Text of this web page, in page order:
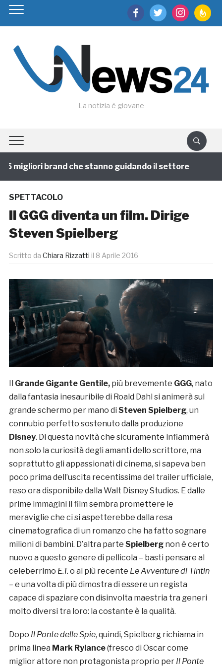
facebooktwitter instagram
La notizia è giovane
brand che stanno guidando il settore
SPETTACOLO
Il GGG diventa un film. Dirige
Steven Spielberg
Scritto da Chiara Rizzatti il 8 Aprile 2016
Il Grande Gigante Gentile, più brevemente GGG, nato
dalla fantasia inesauribile di Roald Dahl si animerà sul
grande schermo per mano di Steven Spielberg, un
connubio perfetto sostenuto dalla produzione
Disney. Di questa novità che sicuramente infiammerà
non solo la curiosità degli amanti dello scrittore, ma
soprattutto gli appassionati di cinema, si sapeva ben
poco prima dell’uscita recentissima del trailer ufficiale,
reso ora disponibile dalla Walt Disney Studios. E dalle
prime immagini il film sembra promettere le
meraviglie che ci si aspetterebbe dalla resa
cinematografica di un romanzo che ha fatto sognare
milioni di bambini. D’altra parte Spielbergnon è certo
nuovo a questo genere di pellicola – basti pensare al
celeberrimo E.T.o al più recente Le Avventure di Tintin
– e una volta di più dimostra di essere un regista
capace di spaziare con disinvolta maestria tra generi
molto diversi tra loro: la costante è la qualità.
Dopo Il Ponte delle Spie, quindi, Spielberg richiama in
prima linea Mark Rylance(fresco di Oscar come
miglior attore non protagonista proprio per Il Ponte